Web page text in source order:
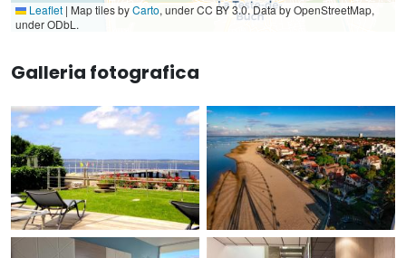
Leaflet | Map tiles byCarto, under CC BY 3.0. Data by OpenStreetMap,
under ODbL.
Galleria fotografica